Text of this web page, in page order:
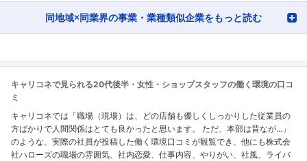
同地域×同業界の事業・業種類似企業をもっと読む
キャリコネで見られる20代後半・女性・ショップスタッフの働く環境の口コ
ミ
キャリコネでは「職場（現場）は、どの店舗も優しくしっかりした従業員の
方ばかりで人間関係はとても良かったと思います。 ただ、本部は昔なが...」
のような、実際の社員が投稿した働く環境口コミが観覧でき、他にも株式会
社ハローズの職場の雰囲気、社内恋愛、仕事内容、やりがい、社風、ライバ